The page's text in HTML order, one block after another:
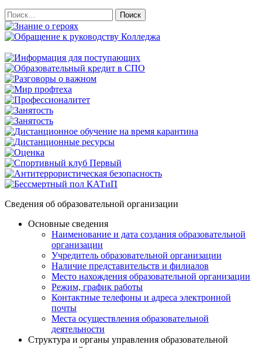
Найти:
Сведения об образовательной организации
Основные сведения
Наименование и дата создания образовательной
организации
Учредитель образовательной организации
Наличие представительств и филиалов
Место нахождения образовательной организации
Режим, график работы
Контактные телефоны и адреса электронной
почты
Места осуществления образовательной
деятельности
Структура и органы управления образовательной